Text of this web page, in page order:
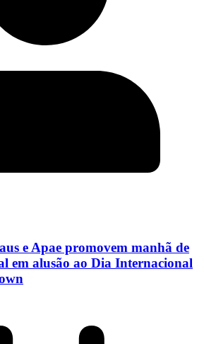
e Apae promovem manhã de
em alusão ao Dia Internacional